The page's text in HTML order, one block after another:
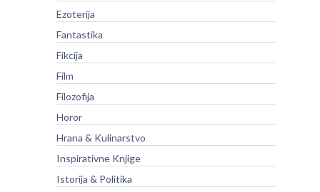
Ezoterija
Fantastika
Fikcija
Film
Filozofija
Horor
Hrana & Kulinarstvo
Inspirativne Knjige
Istorija & Politika